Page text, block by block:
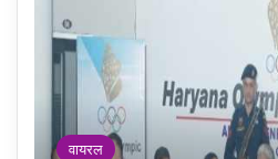
वायरल